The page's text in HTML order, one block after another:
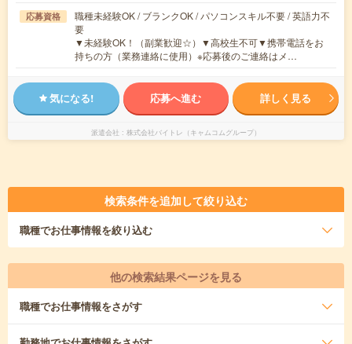
応募資格
職種未経験OK / ブランクOK / パソコンスキル不要 / 英語力不
要
▼未経験OK！（副業歓迎☆）▼高校生不可▼携帯電話をお
持ちの方（業務連絡に使用）※応募後のご連絡はメ…
気になる! 応募へ進む 詳しく見る
派遣会社 株式会社バイトレ（キャムコムグループ）
検索条件を追加して絞り込む
職種でお仕事情報を絞り込む
他の検索結果ページを見る
職種でお仕事情報をさがす